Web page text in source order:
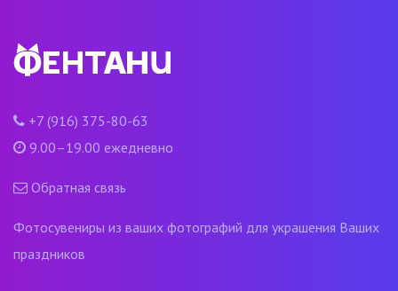
+7 (916) 375-80-63
9.00–19.00 ежедневно
Обратная связь
Фотосувениры из ваших фотографий для украшения Ваших
праздников